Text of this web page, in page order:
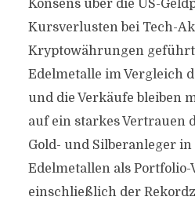
Konsens über die US-
Kursverlusten bei Tech-
Kryptowährungen geführt
Edelmetalle im Vergleich
und die Verkäufe bleiben
auf ein starkes Vertrauen
Gold- und Silberanleger in
Edelmetallen als
einschließlich der